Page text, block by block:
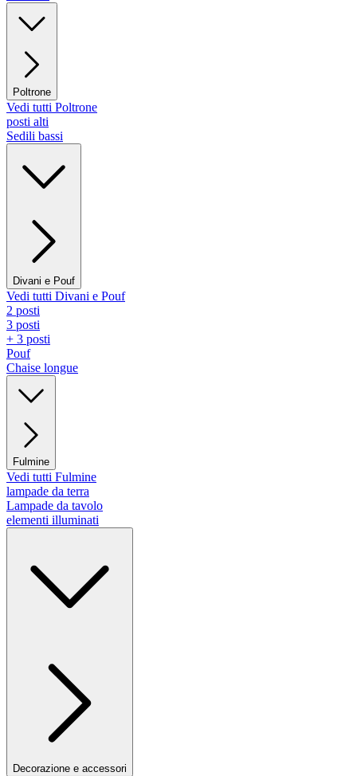
Poltrone
Vedi tutti Poltrone
posti alti
Sedili bassi
Divani e Pouf
Vedi tutti Divani e Pouf
2 posti
3 posti
+ 3 posti
Pouf
Chaise longue
Fulmine
Vedi tutti Fulmine
lampade da terra
Lampade da tavolo
elementi illuminati
Decorazione e accessori